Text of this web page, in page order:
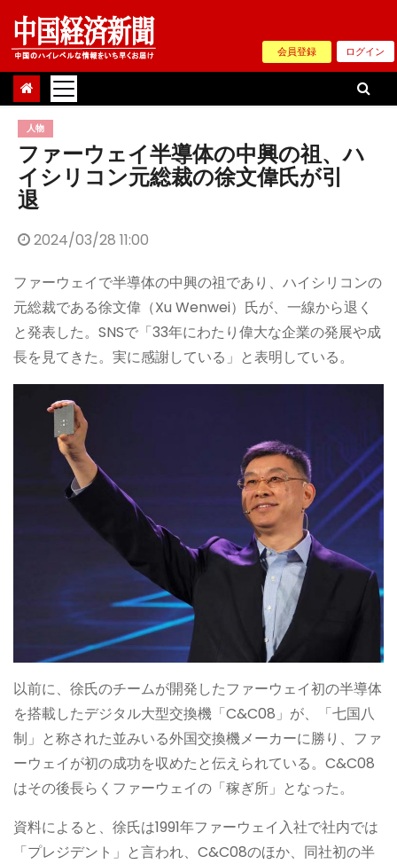
Skip
content
会員登録 ログイン
人物
ファーウェイ半導体の中興の祖、ハ
イシリコン元総裁の徐文偉氏が引
退
2024/03/28 11:00
ファーウェイで半導体の中興の祖であり、ハイシリコンの
元総裁である徐文偉（Xu Wenwei）氏が、一線から退く
と発表した。SNSで「33年にわたり偉大な企業の発展や成
長を見てきた。実に感謝している」と表明している。
以前に、徐氏のチームが開発したファーウェイ初の半導体
を搭載したデジタル大型交換機「C&C08」が、「七国八
制」と称された並みいる外国交換機メーカーに勝り、ファ
ーウェイが初の成功を収めたと伝えられている。C&C08
はその後長らくファーウェイの「稼ぎ所」となった。
資料によると、徐氏は1991年ファーウェイ入社で社内では
「プレジデント」と言われ、C&C08のほか、同社初の半